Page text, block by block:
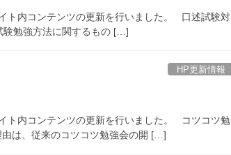
ト内コンテンツの更新を行いました。 口述試験対
験勉強方法に関するもの […]
HP更新情報
ト内コンテンツの更新を行いました。 コツコツ勉
は、従来のコツコツ勉強会の開 […]